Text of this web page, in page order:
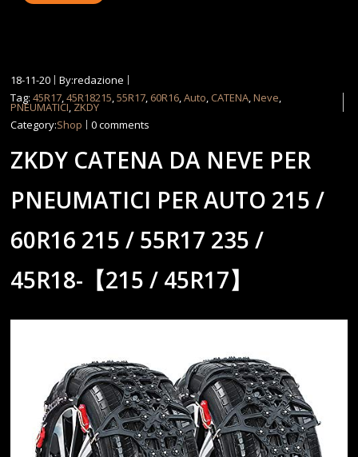
18-11-20
By:redazione
Tag:45R17,45R18215,55R17, 60R16,Auto, CATENA,Neve,
PNEUMATICI, ZKDY
Category:Shop 0 comments
ZKDY CATENA DA NEVE PER
PNEUMATICI PER AUTO 215 /
60R16 215 / 55R17 235 /
45R18-【215 / 45R17】